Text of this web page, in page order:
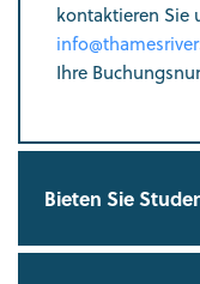
kontaktieren Sie
Ihre
Bieten Sie